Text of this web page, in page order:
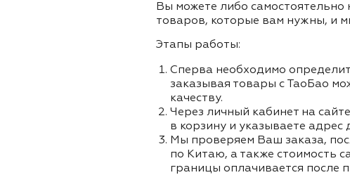
Вы можете либо
товаров, которые вам нужны, и
Этапы работы:
Сперва необходимо
заказывая товары с ТаоБао
качеству.
Через личный кабинет на
в корзину и указываете адрес
Мы проверяем Ваш заказа,
по Китаю, а также стоимость
границы оплачивается после